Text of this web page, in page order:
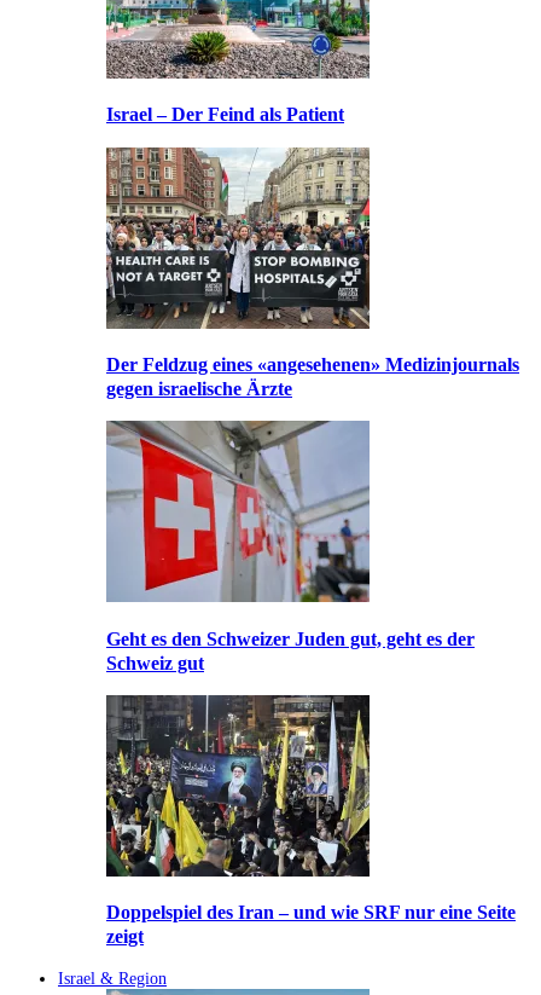
Israel – Der Feind als Patient
Der Feldzug eines «angesehenen» Medizinjournals
gegen israelische Ärzte
Geht es den Schweizer Juden gut, geht es der
Schweiz gut
Doppelspiel des Iran – und wie SRF nur eine Seite
zeigt
Israel & Region